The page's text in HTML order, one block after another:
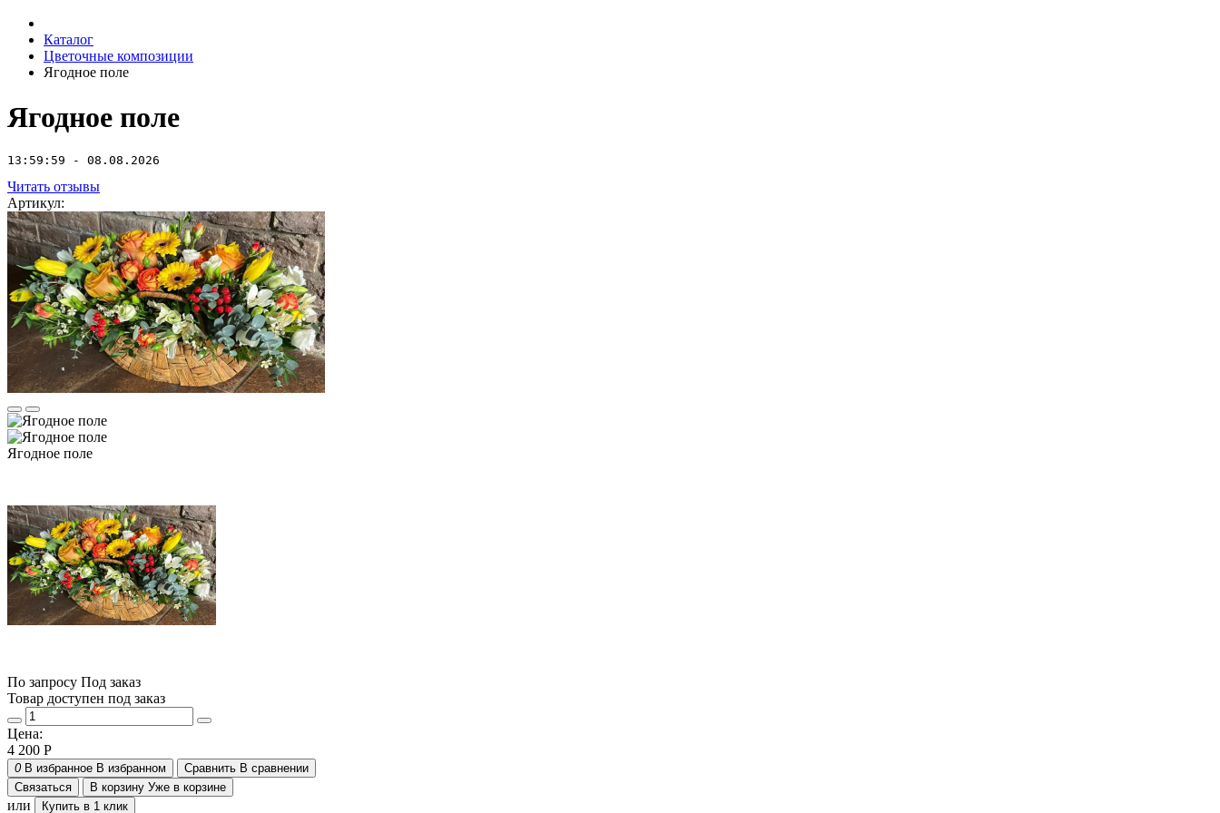
Каталог
Цветочные композиции
Ягодное поле
Ягодное поле
13:59:59 - 08.08.2026
Читать отзывы
Артикул:
Ягодное поле
По запросу Под заказ
Товар доступен под заказ
Цена:
4 200 Р
0 В избранное В избранном Сравнить В сравнении
Связаться
В корзину Уже в корзине
или Купить в 1 клик